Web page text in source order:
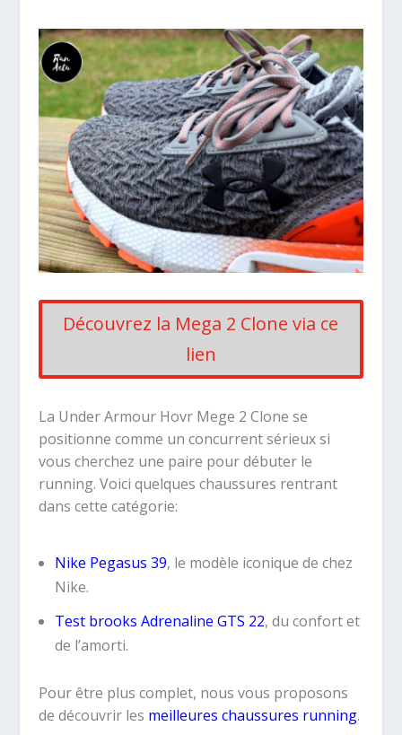
Découvrez la Mega 2 Clone via ce
lien
La Under Armour Hovr Mege 2 Clone se
positionne comme un concurrent sérieux si
vous cherchez une paire pour débuter le
running. Voici quelques chaussures rentrant
dans cette catégorie:
Nike Pegasus 39, le modèle iconique de chez
Nike.
Test brooks Adrenaline GTS 22, du confort et
de l’amorti.
Pour être plus complet, nous vous proposons
de découvrir les meilleures chaussures running.